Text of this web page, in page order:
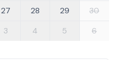
27 28 29
30
3 4 5 6